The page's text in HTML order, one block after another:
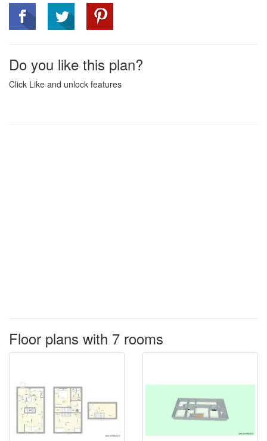
Do you like this plan?
Click Like and unlock features
Floor plans with 7 rooms